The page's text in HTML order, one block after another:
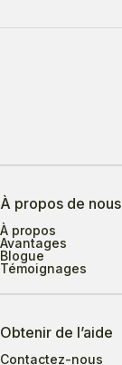
À propos de nous
À propos
Avantages
Blogue
Témoignages
Obtenir de l’aide
Contactez-nous